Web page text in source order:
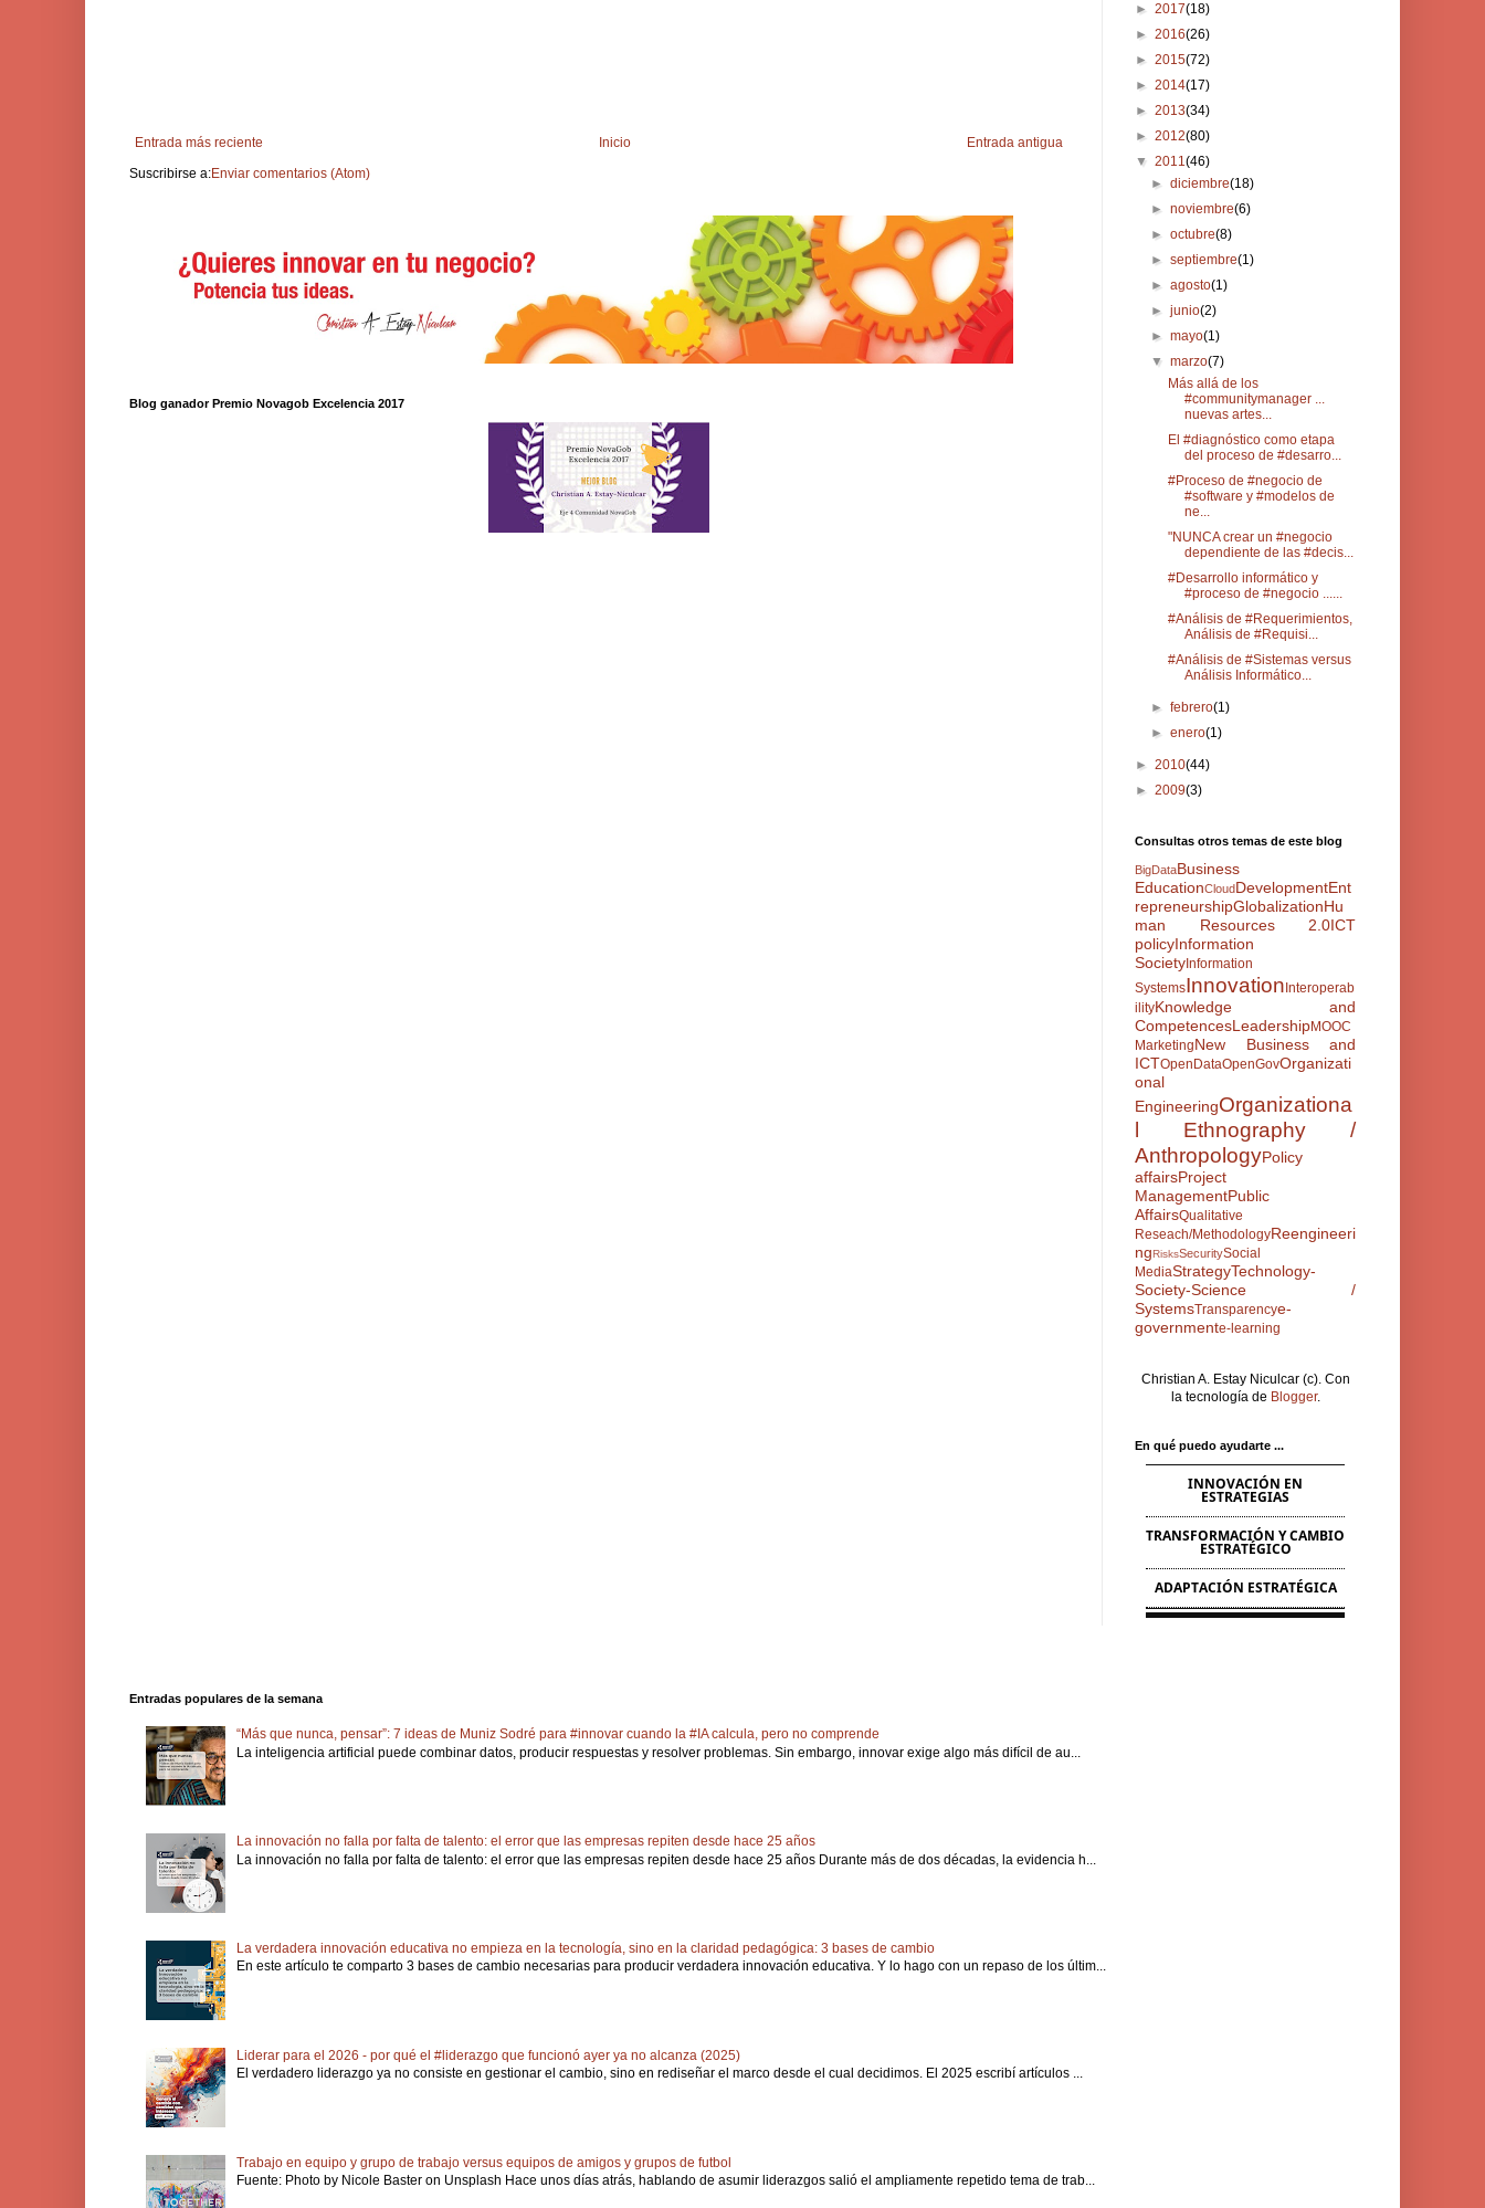
Entrada más reciente Entrada antigua
Inicio
Suscribirse a:Enviar comentarios (Atom)
Blog ganador Premio Novagob Excelencia 2017
► 2017(18)
► 2016(26)
► 2015(72)
► 2014(17)
► 2013(34)
► 2012(80)
▼ 2011(46)
►diciembre(18)
►noviembre(6)
►octubre(8)
►septiembre(1)
►agosto(1)
►junio(2)
►mayo(1)
▼marzo(7)
Más allá de los
#communitymanager ...
nuevas artes...
El #diagnóstico como etapa
del proceso de #desarro...
#Proceso de #negocio de
#software y #modelos de
ne...
"NUNCA crear un #negocio
dependiente de las #decis...
#Desarrollo informático y
#proceso de #negocio ......
#Análisis de #Requerimientos,
Análisis de #Requisi...
#Análisis de #Sistemas versus
Análisis Informático...
►febrero(1)
►enero(1)
► 2010(44)
► 2009(3)
Consultas otros temas de este blog
BigDataBusiness
EducationCloudDevelopmentEnt
repreneurshipGlobalizationHu
man Resources 2.0ICT
policyInformation
Society Information
SystemsInnovation Interoperab
ilityKnowledge and
CompetencesLeadershipMOOC
MarketingNew Business and
ICTOpenDataOpenGovOrganizati
onal
EngineeringOrganizationa
l Ethnography /
AnthropologyPolicy
affairsProject
ManagementPublic
AffairsQualitative
Reseach/MethodologyReengineeri
ngRisksSecuritySocial
MediaStrategyTechnology-
Society-Science /
SystemsTransparencye-
governmente-learning
Christian A. Estay Niculcar (c). Con
la tecnología de Blogger.
En qué puedo ayudarte ...
INNOVACIÓN EN
ESTRATEGIAS
TRANSFORMACIÓN Y CAMBIO
ESTRATÉGICO
ADAPTACIÓN ESTRATÉGICA
Entradas populares de la semana
“Más que nunca, pensar”: 7 ideas de Muniz Sodré para #innovar cuando la #IA calcula, pero no comprende
La inteligencia artificial puede combinar datos, producir respuestas y resolver problemas. Sin embargo, innovar exige algo más difícil de au...
La innovación no falla por falta de talento: el error que las empresas repiten desde hace 25 años
La innovación no falla por falta de talento: el error que las empresas repiten desde hace 25 años Durante más de dos décadas, la evidencia h...
La verdadera innovación educativa no empieza en la tecnología, sino en la claridad pedagógica: 3 bases de cambio
En este artículo te comparto 3 bases de cambio necesarias para producir verdadera innovación educativa. Y lo hago con un repaso de los últim...
Liderar para el 2026 - por qué el #liderazgo que funcionó ayer ya no alcanza (2025)
El verdadero liderazgo ya no consiste en gestionar el cambio, sino en rediseñar el marco desde el cual decidimos. El 2025 escribí artículos ...
Trabajo en equipo y grupo de trabajo versus equipos de amigos y grupos de futbol
Fuente: Photo by Nicole Baster on Unsplash Hace unos días atrás, hablando de asumir liderazgos salió el ampliamente repetido tema de trab...